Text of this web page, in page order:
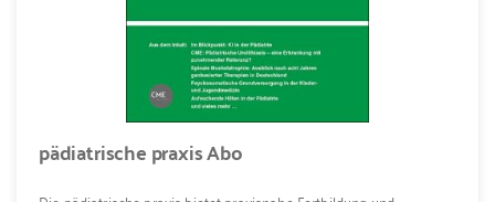
pädiatrische praxis Abo